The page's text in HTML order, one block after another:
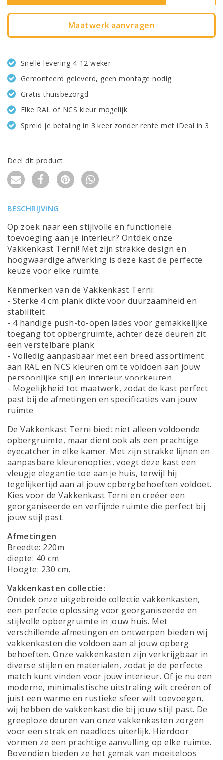
Maatwerk aanvragen
Snelle levering 4-12 weken
Gemonteerd geleverd, geen montage nodig
Gratis thuisbezorgd
Elke RAL of NCS kleur mogelijk
Spreid je betaling in 3 keer zonder rente met iDeal in 3
Deel dit product
BESCHRIJVING
Op zoek naar een stijlvolle en functionele
toevoeging aan je interieur? Ontdek onze
Vakkenkast Terni! Met zijn strakke design en
hoogwaardige afwerking is deze kast de perfecte
keuze voor elke ruimte.
Kenmerken van de Vakkenkast Terni:
- Sterke 4 cm plank dikte voor duurzaamheid en
stabiliteit
- 4 handige push-to-open lades voor gemakkelijke
toegang tot opbergruimte, achter deze deuren zit
een verstelbare plank
- Volledig aanpasbaar met een breed assortiment
aan RAL en NCS kleuren om te voldoen aan jouw
persoonlijke stijl en interieur voorkeuren
- Mogelijkheid tot maatwerk, zodat de kast perfect
past bij de afmetingen en specificaties van jouw
ruimte
De Vakkenkast Terni biedt niet alleen voldoende
opbergruimte, maar dient ook als een prachtige
eyecatcher in elke kamer. Met zijn strakke lijnen en
aanpasbare kleurenopties, voegt deze kast een
vleugje elegantie toe aan je huis, terwijl hij
tegelijkertijd aan al jouw opbergbehoeften voldoet.
Kies voor de Vakkenkast Terni en creëer een
georganiseerde en verfijnde ruimte die perfect bij
jouw stijl past.
Afmetingen
Breedte: 220m
diepte: 40 cm
Hoogte: 230 cm.
Vakkenkasten collectie:
Ontdek onze uitgebreide collectie vakkenkasten,
een perfecte oplossing voor georganiseerde en
stijlvolle opbergruimte in jouw huis. Met
verschillende afmetingen en ontwerpen bieden wij
vakkenkasten die voldoen aan al jouw opberg
behoeften. Onze vakkenkasten zijn verkrijgbaar in
diverse stijlen en materialen, zodat je de perfecte
match kunt vinden voor jouw interieur. Of je nu een
moderne, minimalistische uitstraling wilt creëren of
juist een warme en rustieke sfeer wilt toevoegen,
wij hebben de vakkenkast die bij jouw stijl past. De
greeploze deuren van onze vakkenkasten zorgen
voor een strak en naadloos uiterlijk. Hierdoor
vormen ze een prachtige aanvulling op elke ruimte.
Bovendien bieden ze het gemak van moeiteloos